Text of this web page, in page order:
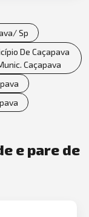
Sp
De Caçapava
Caçapava
e pare de